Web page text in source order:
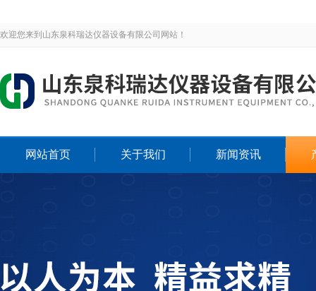
欢迎您来到山东泉科瑞达仪器设备有限公司网站！
网站首页 关于我们 新闻资讯